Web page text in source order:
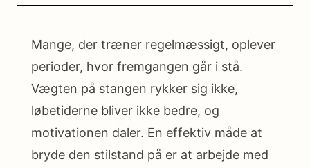
Mange, der træner regelmæssigt, oplever
perioder, hvor fremgangen går i stå.
Vægten på stangen rykker sig ikke,
løbetiderne bliver ikke bedre, og
motivationen daler. En effektiv måde at
bryde den stilstand på er at arbejde med